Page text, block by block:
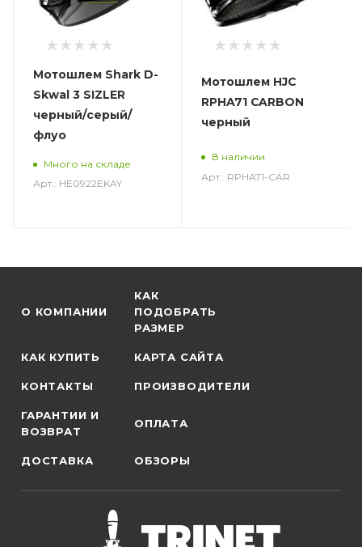
Мотошлем Shark D-
Skwal 3 SIZLER
черный/серый/
флуо
Много на складе
Арт.: HE0922EKAY
Мотошлем HJC
RPHA71 CARBON
черный
В наличии
Арт.: RPHA71-CAR
О КОМПАНИИ
КАК
ПОДОБРАТЬ
РАЗМЕР
КАК КУПИТЬ КАРТА САЙТА
КОНТАКТЫ ПРОИЗВОДИТЕЛИ
ГАРАНТИИ И
ВОЗВРАТ
ОПЛАТА
ДОСТАВКА ОБЗОРЫ